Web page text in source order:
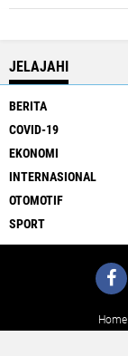
JELAJAHI
BERITA
COVID-19
EKONOMI
INTERNASIONAL
OTOMOTIF
SPORT
Home